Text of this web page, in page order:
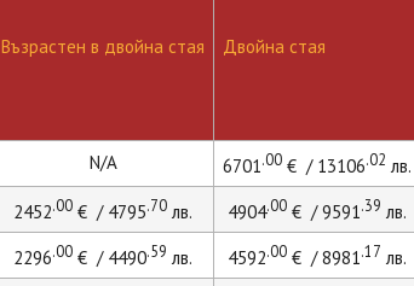
Възрастен в двойна стая Двойна стая
N/A 6701.00 € / 13106.02 лв.
2452.00 € / 4795.70 лв. 4904.00 € / 9591.39 лв.
2296.00 € / 4490.59 лв. 4592.00 € / 8981.17 лв.